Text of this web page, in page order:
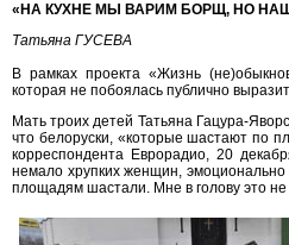
«НА КУХНЕ МЫ ВАРИМ БОРЩ, НО
Татьяна ГУСЕВА
В рамках проекта «Жизнь
которая не побоялась публично
Мать троих детей Татьяна Гацура-
что белоруски, «которые шастают по
корреспондента Еврорадио, 20
немало хрупких женщин,
площадям шастали. Мне в голову это